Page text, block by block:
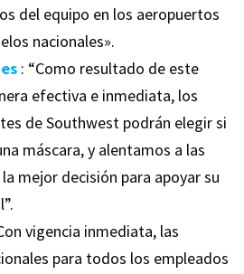
del equipo en los aeropuertos
nacionales».
: “Como resultado de este
efectiva e inmediata, los
de Southwest podrán elegir si
máscara, y alentamos a las
mejor decisión para apoyar su
vigencia inmediata, las
para todos los empleados